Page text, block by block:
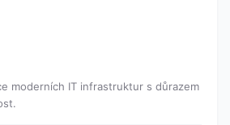
moderních IT infrastruktur s důrazem